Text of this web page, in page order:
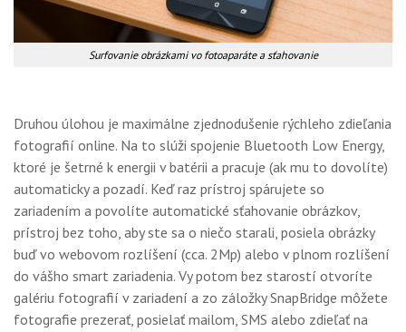
Surfovanie obrázkami vo fotoaparáte a sťahovanie
Druhou úlohou je maximálne zjednodušenie rýchleho zdieľania
fotografií online. Na to slúži spojenie Bluetooth Low Energy,
ktoré je šetrné k energii v batérii a pracuje (ak mu to dovolíte)
automaticky a pozadí. Keď raz prístroj spárujete so
zariadením a povolíte automatické sťahovanie obrázkov,
prístroj bez toho, aby ste sa o niečo starali, posiela obrázky
buď vo webovom rozlíšení (cca. 2Mp) alebo v plnom rozlíšení
do vášho smart zariadenia. Vy potom bez starostí otvoríte
galériu fotografií v zariadení a zo záložky SnapBridge môžete
fotografie prezerať, posielať mailom, SMS alebo zdieľať na